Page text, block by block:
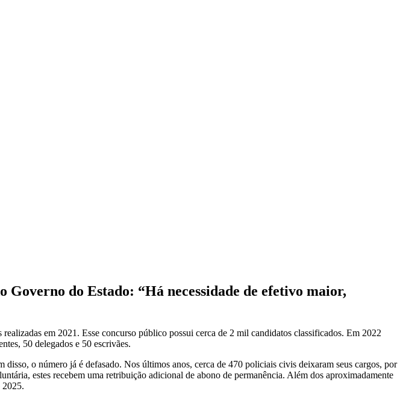
do Estado: “Há necessidade de efetivo maior,
em 2021. Esse concurso público possui cerca de 2 mil candidatos classificados. Em 2022
50 delegados e 50 escrivães.
o número já é defasado. Nos últimos anos, cerca de 470 policiais civis deixaram seus cargos, por
estes recebem uma retribuição adicional de abono de permanência. Além dos aproximadamente
2025.